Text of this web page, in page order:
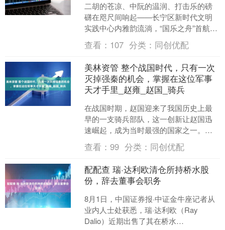
二胡的苍凉、中阮的温润、打击乐的磅
礴在咫尺间响起——长宁区新时代文明
实践中心内雅韵流淌，“国乐之舟”首航音
乐沙龙在此上演。记者获悉，该项目后
续将陆续推出5场系列....
查看： 107 分类： 同创优配
美林资管 整个战国时代，只有一次
灭掉强秦的机会，掌握在这位军事
天才手里_赵雍_赵国_骑兵
在战国时期，赵国迎来了我国历史上最
早的一支骑兵部队，这一创新让赵国迅
速崛起，成为当时最强的国家之一。骑
兵的出现，改变了战场上的格局，凭借
其卓越的机动性，骑兵几乎....
查看：99 分类： 同创优配
配配查 瑞·达利欧清仓所持桥水股
份，辞去董事会职务
8月1日，中国证券报·中证金牛座记者从
业内人士处获悉，瑞·达利欧（Ray
Dalio）近期出售了其在桥水